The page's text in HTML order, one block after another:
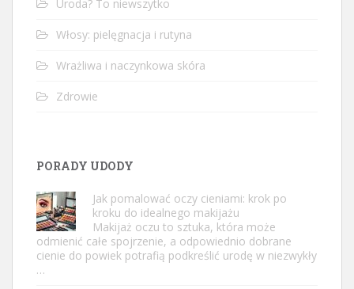
Uroda? To niewszytko
Włosy: pielęgnacja i rutyna
Wrażliwa i naczynkowa skóra
Zdrowie
PORADY UDODY
Jak pomalować oczy cieniami: krok po
kroku do idealnego makijażu
Makijaż oczu to sztuka, która może
odmienić całe spojrzenie, a odpowiednio dobrane
cienie do powiek potrafią podkreślić urodę w niezwykły
…